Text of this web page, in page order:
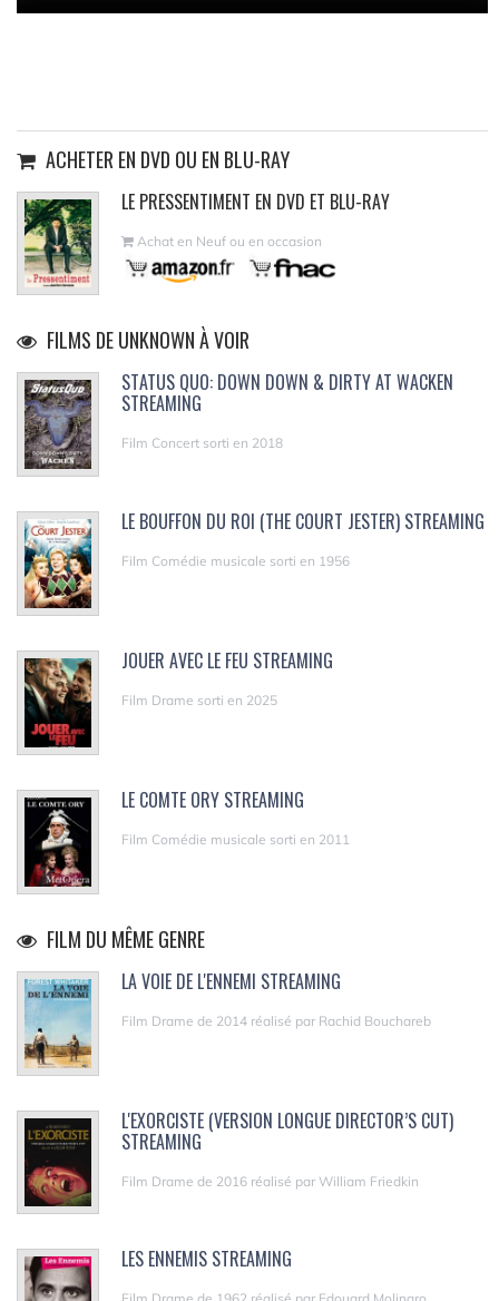
ACHETER EN DVD OU EN BLU-RAY
LE PRESSENTIMENT EN DVD ET BLU-RAY
Achat en Neuf ou en occasion
FILMS DE UNKNOWN À VOIR
STATUS QUO: DOWN DOWN & DIRTY AT WACKEN
STREAMING
Film Concert sorti en 2018
LE BOUFFON DU ROI (THE COURT JESTER) STREAMING
Film Comédie musicale sorti en 1956
JOUER AVEC LE FEU STREAMING
Film Drame sorti en 2025
LE COMTE ORY STREAMING
Film Comédie musicale sorti en 2011
FILM DU MÊME GENRE
LA VOIE DE L'ENNEMI STREAMING
Film Drame de 2014 réalisé par Rachid Bouchareb
L'EXORCISTE (VERSION LONGUE DIRECTOR’S CUT)
STREAMING
Film Drame de 2016 réalisé par William Friedkin
LES ENNEMIS STREAMING